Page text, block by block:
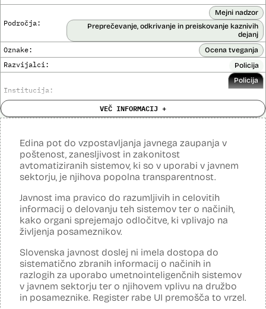
Področja:
Mejni nadzor
Preprečevanje, odkrivanje in preiskovanje kaznivih
dejanj
Oznake: Ocena tveganja
Razvijalci: Policija
Institucija:
Policija
Cena: Neznana ?
Analiza učinka na osebne podatke opravljena:
Posodobljeno: 3. december 2024
Sistem avtomatizirano zbira, obdeluje, presoja varnostna tveganja ter
evidence potnikov iz sistema rezervacij letalskih vozovnic. Po
avtomatiziranem preverjanju podatkov PNR (Passenger Name
Record) in API (Advanced Passenger Information) v primeru ujemanja
v evidencah policije, SIS in Interpola poda rezultat v obliki "zadetek oz.
ni zadetka" z navedbo sklopa evidenc, v katerih je prišlo do ujemanja,
ter navedbo, ali se ujemanje nanaša na podatke o osebi ali na
podatke o potovalnem dokumentu. V primeru ujemanja poda tudi
podatke, na podlagi katerih je prišlo do ujemanja med preverjenimi
podatki in ocenjevalnimi merili.
Ocenjevalna merila so oblikovana z analitično obdelavo podatkov, pri
čemer se oblikujejo indikatorji tveganja, ki predstavljajo posamezne
VEČ INFORMACIJ +
Edina pot do vzpostavljanja javnega zaupanja v
poštenost, zanesljivost in zakonitost
avtomatiziranih sistemov, ki so v uporabi v javnem
sektorju, je njihova popolna transparentnost.
Javnost ima pravico do razumljivih in celovitih
informacij o delovanju teh sistemov ter o načinih,
kako organi sprejemajo odločitve, ki vplivajo na
življenja posameznikov.
Slovenska javnost doslej ni imela dostopa do
sistematično zbranih informacij o načinih in
razlogih za uporabo umetnointeligenčnih sistemov
v javnem sektorju ter o njihovem vplivu na družbo
in posameznike. Register rabe UI premošča to vrzel.